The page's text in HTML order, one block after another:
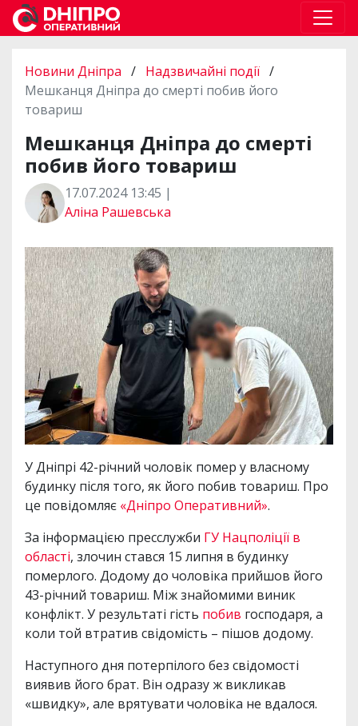
Новини Дніпра / Надзвичайні події /
Мешканця Дніпра до смерті побив його
товариш
Мешканця Дніпра до смерті
побив його товариш
17.07.2024 13:45 |
Аліна Рашевська
У Дніпрі 42-річний чоловік помер у власному
будинку після того, як його побив товариш. Про
це повідомляє «Дніпро Оперативний».
За інформацією пресслужби ГУ Нацполіції в
області, злочин стався 15 липня в будинку
померлого. Додому до чоловіка прийшов його
43-річний товариш. Між знайомими виник
конфлікт. У результаті гість побив господаря, а
коли той втратив свідомість – пішов додому.
Наступного дня потерпілого без свідомості
виявив його брат. Він одразу ж викликав
«швидку», але врятувати чоловіка не вдалося.